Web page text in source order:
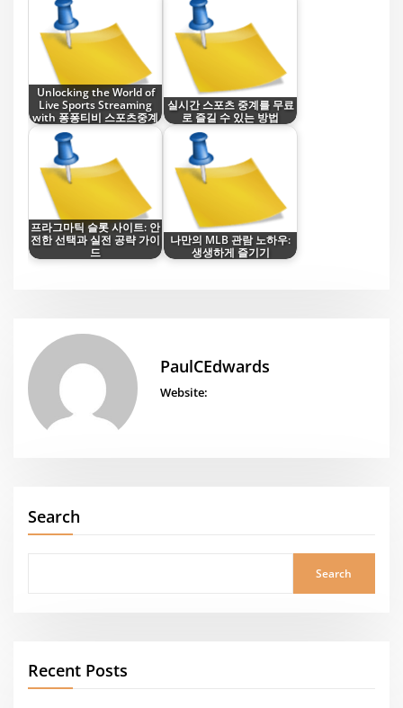
Unlocking the World of
Live Sports Streaming
with 퐁퐁티비 스포츠중계
실시간 스포츠 중계를 무료
로 즐길 수 있는 방법
프라그마틱 슬롯 사이트: 안
전한 선택과 실전 공략 가이
드
나만의 MLB 관람 노하우:
생생하게 즐기기
PaulCEdwards
Website:
Search
Search
Recent Posts